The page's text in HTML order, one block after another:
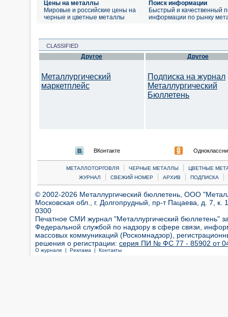
Цены на металлы
Мировые и российские цены на
черные и цветные металлы
Поиск информации
Быстрый и качественный
информации по рынку
CLASSIFIED
Другое
Металлургический
маркетплейс
Другое
Подписка на журнал
Металлургический
Бюллетень
ВКонтакте
МЕТАЛЛОТОРГОВЛЯ | ЧЕРНЫЕ МЕТАЛЛЫ |
ЦВЕТНЫЕ
ЖУРНАЛ
| СВЕЖИЙ НОМЕР | АРХИВ | ПОДПИСКА |
© 2002-2026 Металлургический бюллетень, ООО
Московская обл., г. Долгопрудный, пр-т Пацаева, д. 7,
0300
Печатное СМИ журнал "Металлургический бюллетень"
Федеральной службой по надзору в сфере связи,
массовых коммуникаций (Роскомнадзор),
решения о регистрации: серия ПИ № ФС 77 - 85902 от 04
О журнале | Реклама | Контакты